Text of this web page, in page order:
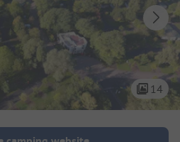
14